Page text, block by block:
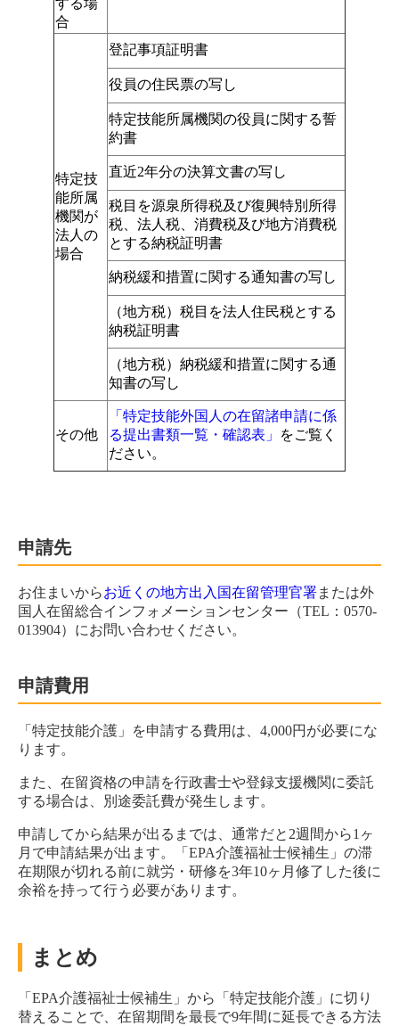
合
特定技
能所属
機関が
法人の
場合
登記事項証明書
役員の住民票の写し
特定技能所属機関の役員に関する誓
約書
直近2年分の決算文書の写し
税目を源泉所得税及び復興特別所得
税、法人税、消費税及び地方消費税
とする納税証明書
納税緩和措置に関する通知書の写し
（地方税）税目を法人住民税とする
納税証明書
（地方税）納税緩和措置に関する通
知書の写し
その他
「特定技能外国人の在留諸申請に係
る提出書類一覧・確認表」
をご覧く
ださい。
申請先
お住まいからお近くの地方出入国在留管理官署または外
国人在留総合インフォメーションセンター（TEL：0570-
013904）にお問い合わせください。
申請費用
「特定技能介護」を申請する費用は、4,000円が必要にな
ります。
また、在留資格の申請を行政書士や登録支援機関に委託
する場合は、別途委託費が発生します。
申請してから結果が出るまでは、通常だと2週間から1ヶ
月で申請結果が出ます。「EPA介護福祉士候補生」の滞
在期限が切れる前に就労・研修を3年10ヶ月修了した後に
余裕を持って行う必要があります。
まとめ
「EPA介護福祉士候補生」から「特定技能介護」に切り
替えることで、在留期間を最長で9年間に延長できる方法